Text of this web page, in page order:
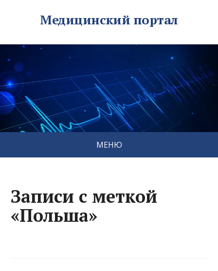
Медицинский портал
МЕНЮ
Записи с меткой
«Польша»